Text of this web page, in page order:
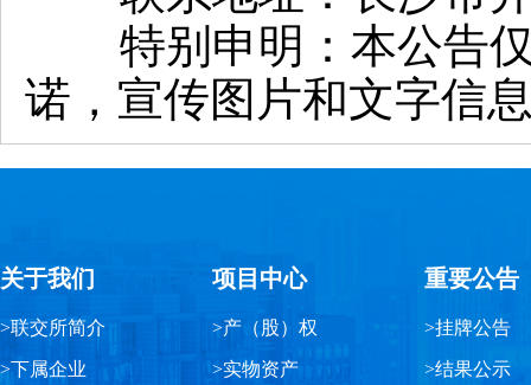
特别申明：本公告仅
诺，宣传图片和文字信
关于我们
>联交所简介
>下属企业
项目中心
>产（股）权
>实物资产
重要公告
>挂牌公告
>结果公示